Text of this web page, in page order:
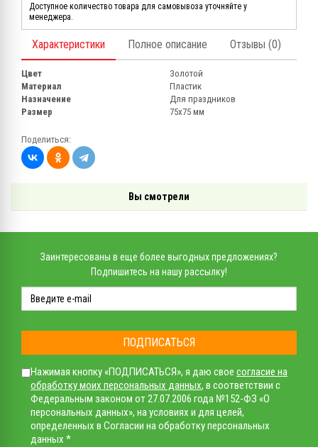
Доступное количество товара для самовывоза уточняйте у
менеджера.
Характеристики Полное описание Отзывы (0)
Цвет
Золотой
Материал
Пластик
Назначение
Для праздников
Размер
75х75 мм
Поделиться:
Вы смотрели
Заинтересованы в еще более выгодных предложениях?
Подпишитесь на нашу рассылку!
ПОДПИСАТЬСЯ
Нажимая кнопку «ПОДПИСАТЬСЯ», я даю свое согласие на
обработку моих персональных данных, в соответствии с
Федеральным законом от 27.07.2006 года №152-ФЗ «О
персональных данных», на условиях и для целей,
определенных в Согласии на обработку персональных
данных *